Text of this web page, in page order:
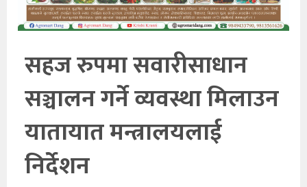
साहित्य/
सूचना
प्रविधि
खेलकुद
अन्तर्राष्ट्रिय
सहज रुपमा सवारीसाधान
सञ्चालन गर्ने व्यवस्था मिलाउन
यातायात मन्त्रालयलाई
निर्देशन